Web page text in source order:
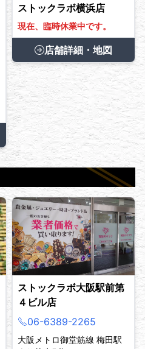
ストックラボ横浜店
現在、臨時休業中です。
店舗詳細・地図
ストックラボ大阪駅前第
４ビル店
06-6389-2265
大阪メトロ御堂筋線 梅田駅